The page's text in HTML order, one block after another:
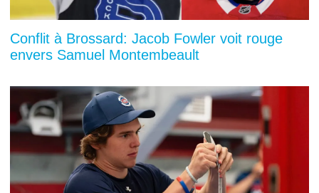
Conflit à Brossard: Jacob Fowler voit rouge
envers Samuel Montembeault